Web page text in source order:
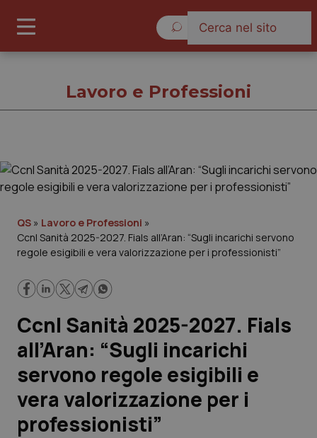
Governo e Parlamento
Regioni e Asl
Lavoro e Professioni
Scienza e Farmaci
Studi e Analisi
Lettere al direttore
Lavoro e Professioni
QS » Lavoro e Professioni »
Ccnl Sanità 2025-2027. Fials all’Aran: “Sugli incarichi servono
regole esigibili e vera valorizzazione per i professionisti”
Ccnl Sanità 2025-2027. Fials
all’Aran: “Sugli incarichi
servono regole esigibili e
vera valorizzazione per i
professionisti”